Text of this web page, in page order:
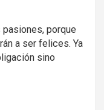
porque
a ser felices. Ya
sino